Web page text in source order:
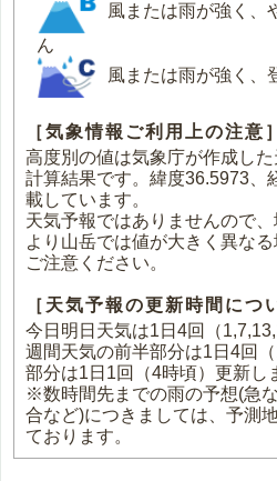
風または雨が強く、
ん
風または雨が強く、
［気象情報ご利用上の注意］
高度別の値は気象庁が作成し
計算結果です。緯度36.5973、
載しています。
天気予報ではありませんので
より山岳では値が大きく異な
ご注意ください。
［天気予報の更新時間につ
今日明日天気は1日4回（
週間天気の前半部分は1日4回
部分は1日1回（4時頃）更新し
※数時間先までの雨の予想(急
合など)につきましては、予測
ております。